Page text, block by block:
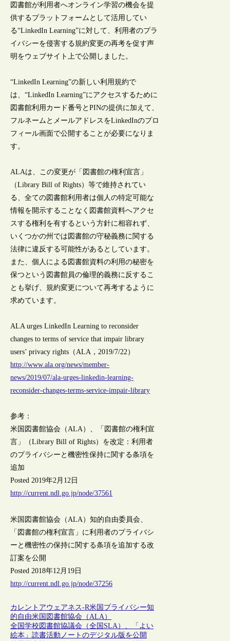
図書館が利用者へオンライン学習の機会を提
供するプラットフォームとして活用してい
る“LinkedIn Learning”に対して、利用者のプラ
イバシーを侵害する規約変更の再考を促す声
明をウェブサイト上で公開しました。
“LinkedIn Learning”の新しい利用規約で
は、“LinkedIn Learning”にアクセスするために
図書館利用カード番号とPINの提供に加えて、
フルネームとメールアドレスをLinkedInのプロ
フィール画面で公開することが必要になりま
す。
ALAは、この変更が「図書館の権利宣言」
（Library Bill of Rights）等で維持されてい
る、全ての図書館利用者は個人の特定可能な
情報を開示することなく図書館資料へアクセ
スする権利を有するという方針に相容れず、
いくつかの州では図書館の守秘義務に関する
法律に違反する可能性があるとしています。
また、個人による図書館資料の利用の秘密を
保つという図書館員の倫理的義務に反するこ
とも挙げ、規約変更について再考するように
求めています。
ALA urges LinkedIn Learning to reconsider
changes to terms of service that impair library
users’ privacy rights（ALA，2019/7/22）
http://www.ala.org/news/member-
news/2019/07/ala-urges-linkedin-learning-
reconsider-changes-terms-service-impair-library
参考：
米国図書館協会（ALA）、「図書館の権利宣
言」（Library Bill of Rights）を改定：利用者
のプライバシーと機密性保持に関する条項を
追加
Posted 2019年2月12日
http://current.ndl.go.jp/node/37561
米国図書館協会（ALA）知的自由委員会、
「図書館の権利宣言」に利用者のプライバシ
ーと機密性の保持に関する条項を追加する改
訂案を公開
Posted 2018年12月19日
http://current.ndl.go.jp/node/37256
カレントアウェアネス-R米国 プライバシー知
的自由米国図書館協会（ALA）
全国学校図書館協議会（全国SLA）、「よい
絵本」読書活動ノートのデジタル版を公開